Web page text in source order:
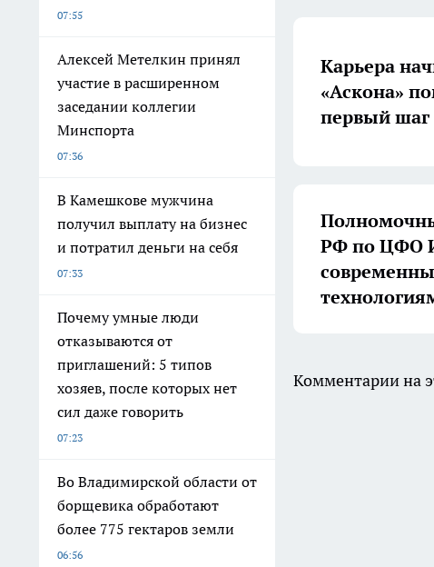
07:55
Алексей Метелкин принял
участие в расширенном
заседании коллегии
Минспорта
07:36
В Камешкове мужчина
получил выплату на бизнес
и потратил деньги на себя
07:33
Почему умные люди
отказываются от
приглашений: 5 типов
хозяев, после которых нет
сил даже говорить
07:23
Во Владимирской области от
борщевика обработают
более 775 гектаров земли
06:56
Карьера
«Аскона»
первый
РФ по ЦФО
Комментарии на